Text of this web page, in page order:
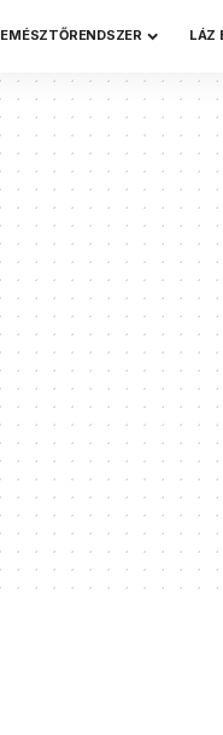
EMÉSZTŐRENDSZER LÁZ